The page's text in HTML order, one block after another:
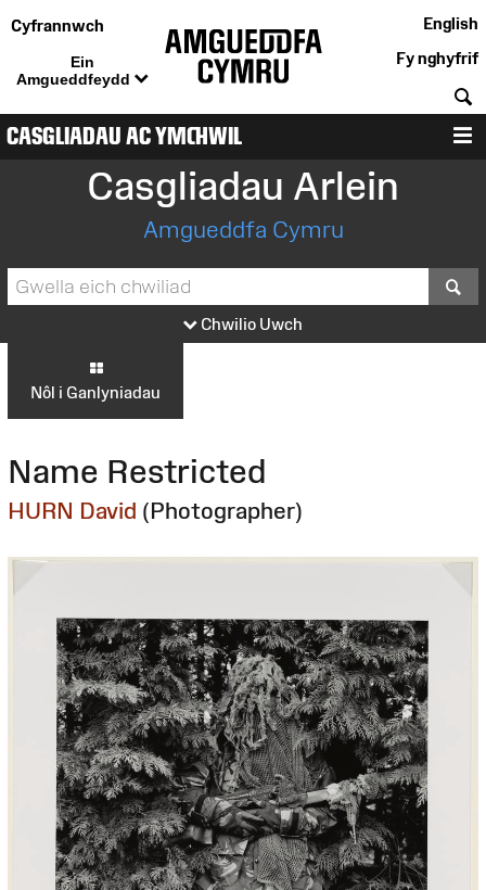
Cyfrannwch
Ein
Amgueddfeydd
English
Fy nghyfrif
CASGLIADAU AC YMCHWIL
Casgliadau Arlein
Amgueddfa Cymru
Chwilio Uwch
Nôl i Ganlyniadau
Name Restricted
HURN David (Photographer)